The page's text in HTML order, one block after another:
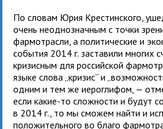
По словам Юрия Крестинского,
очень неоднозначным с точки
фармотрасли, а политические и
события 2014 г. заставили многих
кризисным для российской
языке слова „кризис“ и
одним и тем же иероглифом, —
если какие-то сложности и будут
в 2014 г., то мы сможем найти и
положительного во благо